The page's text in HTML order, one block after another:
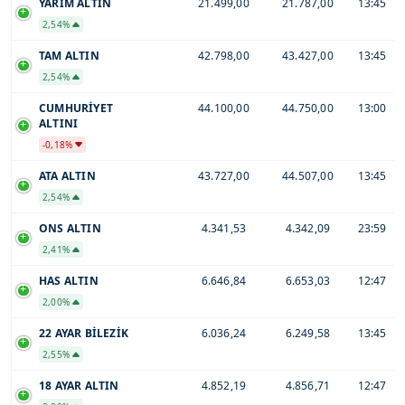
YARIM ALTIN
2,54%
21.499,00 21.787,00 13:45
TAM ALTIN
2,54%
42.798,00 43.427,00 13:45
CUMHURİYET
ALTINI
-0,18%
44.100,00 44.750,00 13:00
ATA ALTIN
2,54%
43.727,00 44.507,00 13:45
ONS ALTIN
2,41%
4.341,53 4.342,09 23:59
HAS ALTIN
2,00%
6.646,84 6.653,03 12:47
22 AYAR BİLEZİK
2,55%
6.036,24 6.249,58 13:45
18 AYAR ALTIN 4.852,19 4.856,71 12:47